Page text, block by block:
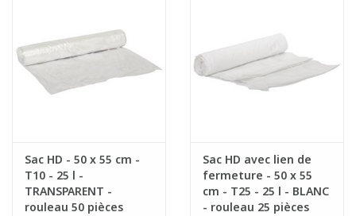
Sac HD - 50 x 55 cm -
T10 - 25 l -
TRANSPARENT -
rouleau 50 pièces
Sac HD avec lien de
fermeture - 50 x 55
cm - T25 - 25 l - BLANC
- rouleau 25 pièces